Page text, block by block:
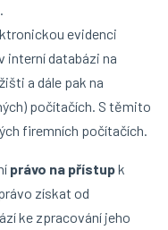
evidenci
interní databázi na
a dále pak na
počítačích. S těmito
firemních počítačích.
právo na přístupk
získat od
ke zpracování jeho